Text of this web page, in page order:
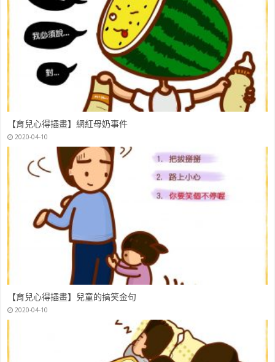
【育兒心得插畫】網紅母奶事件
2020-04-10
【育兒心得插畫】兒童的搞笑金句
2020-04-10